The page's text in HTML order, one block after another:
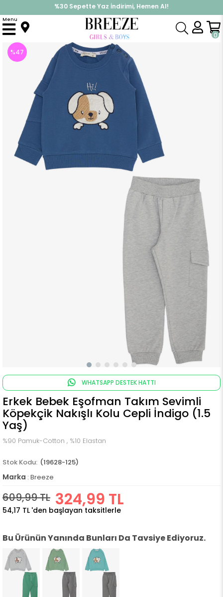
%30 Sepette Yaz İndirimi, Hemen Al!
İndirimlere ek %10 İndirimi Kap, Hemen Üye Ol!
0
Menu
Anasayfa Takımlar Eşofman Takımı
%47
WHATSAPP DESTEK HATTI
Erkek Bebek Eşofman Takım Sevimli
Köpekçik Nakışlı Kolu Cepli İndigo (1.5
Yaş)
%90 Pamuk-Cotton , %10 Elastan
(19628-125)
Marka : Breeze
609,99 TL 324,99 TL
54,17 TL 'den başlayan taksitlerle
Bu Ürünün Yanında Bunları Da Tavsiye Ediyoruz.